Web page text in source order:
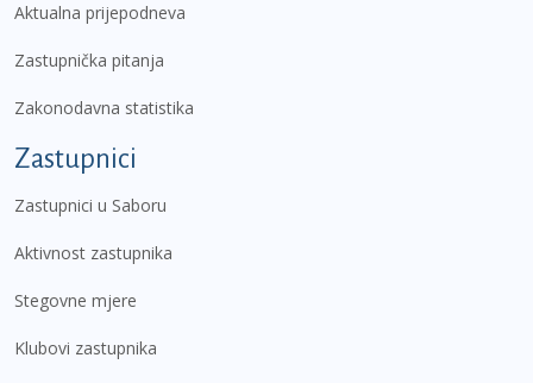
Aktualna prijepodneva
Zastupnička pitanja
Zakonodavna statistika
Zastupnici
Zastupnici u Saboru
Aktivnost zastupnika
Stegovne mjere
Klubovi zastupnika